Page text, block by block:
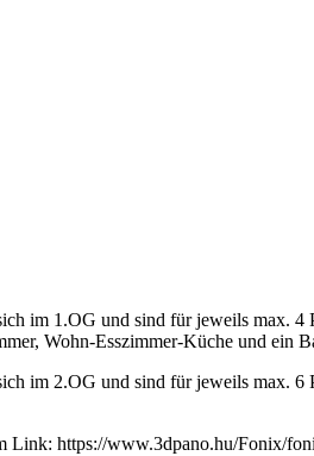
im 1.OG und sind für jeweils max. 4
Wohn-Esszimmer-Küche und ein
im 2.OG und sind für jeweils max. 6
Link: https://www.3dpano.hu/Fonix/